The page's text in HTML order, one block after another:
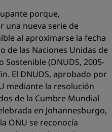
porque,
una nueva serie de
al aproximarse la fecha
de las Naciones Unidas de
(DNUDS, 2005-
El DNUDS, aprobado por
mediante la resolución
de la Cumbre Mundial
en Johannesburgo,
ONU se reconocía